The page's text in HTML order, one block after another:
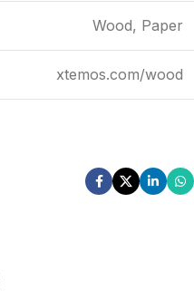
Wood, Paper
xtemos.com/wood